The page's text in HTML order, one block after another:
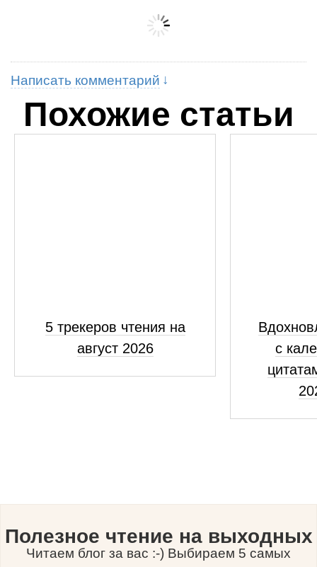
Написать комментарий
Похожие статьи
5 трекеров чтения на
август 2026
с
Полезное чтение на выходных
Читаем блог за вас :-) Выбираем 5 самых